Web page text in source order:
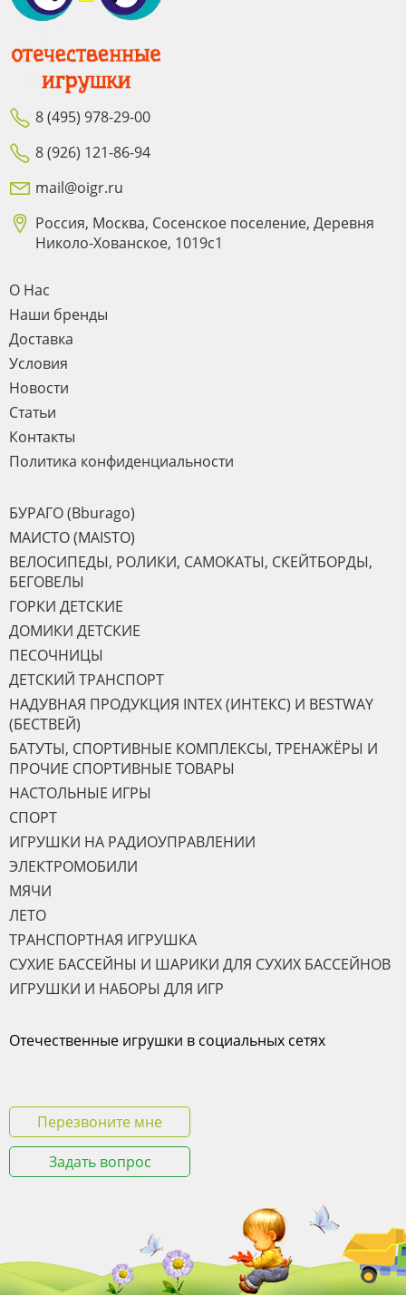
8 (495) 978-29-00
8 (926) 121-86-94
mail@oigr.ru
Россия, Москва, Сосенское поселение, Деревня
Николо-Хованское, 1019с1
О Нас
Наши бренды
Доставка
Условия
Новости
Статьи
Контакты
Политика конфиденциальности
БУРАГО (Bburago)
МАИСТО (MAISTO)
ВЕЛОСИПЕДЫ, РОЛИКИ, САМОКАТЫ, СКЕЙТБОРДЫ,
БЕГОВЕЛЫ
ГОРКИ ДЕТСКИЕ
ДОМИКИ ДЕТСКИЕ
ПЕСОЧНИЦЫ
ДЕТСКИЙ ТРАНСПОРТ
НАДУВНАЯ ПРОДУКЦИЯ INTEX (ИНТЕКС) И BESTWAY
(БЕСТВЕЙ)
БАТУТЫ, СПОРТИВНЫЕ КОМПЛЕКСЫ, ТРЕНАЖЁРЫ И
ПРОЧИЕ СПОРТИВНЫЕ ТОВАРЫ
НАСТОЛЬНЫЕ ИГРЫ
СПОРТ
ИГРУШКИ НА РАДИОУПРАВЛЕНИИ
ЭЛЕКТРОМОБИЛИ
МЯЧИ
ЛЕТО
ТРАНСПОРТНАЯ ИГРУШКА
СУХИЕ БАССЕЙНЫ И ШАРИКИ ДЛЯ СУХИХ БАССЕЙНОВ
ИГРУШКИ И НАБОРЫ ДЛЯ ИГР
Отечественные игрушки в социальных сетях
Перезвоните мне
Задать вопрос